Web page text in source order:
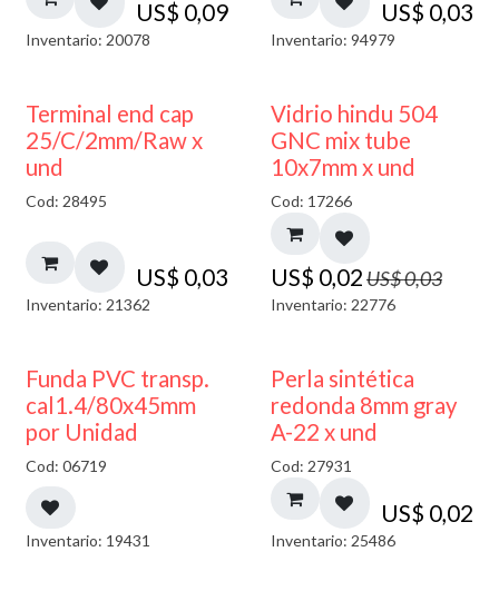
US$ 0,09
Inventario: 20078
US$ 0,03
Inventario: 94979
Terminal end cap
25/C/2mm/Raw x
und
Cod: 28495
US$ 0,03
Inventario: 21362
40% DESCUENTO
Vidrio hindu 504
GNC mix tube
10x7mm x und
Cod: 17266
US$ 0,02US$0,03
Inventario: 22776
Funda PVC transp.
cal1.4/80x45mm
por Unidad
Cod: 06719
Inventario: 19431
Perla sintética
redonda 8mm gray
A-22 x und
Cod: 27931
US$ 0,02
Inventario: 25486